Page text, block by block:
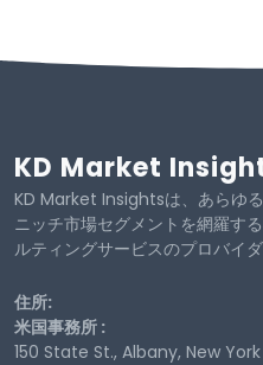
KD Market
KD Market Insightsは、あらゆ
ニッチ市場セグメントを網羅す
ルティングサービスのプロバイダ
住所:
米国事務所 :
150 State St., Albany, New York